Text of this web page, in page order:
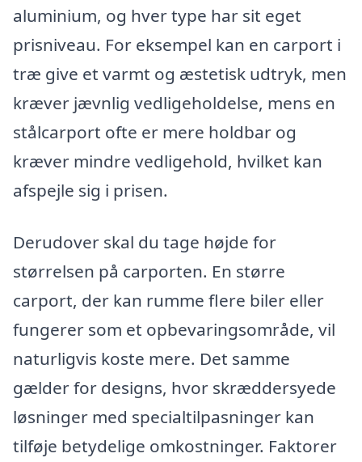
aluminium, og hver type har sit eget
prisniveau. For eksempel kan en carport i
træ give et varmt og æstetisk udtryk, men
kræver jævnlig vedligeholdelse, mens en
stålcarport ofte er mere holdbar og
kræver mindre vedligehold, hvilket kan
afspejle sig i prisen.
Derudover skal du tage højde for
størrelsen på carporten. En større
carport, der kan rumme flere biler eller
fungerer som et opbevaringsområde, vil
naturligvis koste mere. Det samme
gælder for designs, hvor skræddersyede
løsninger med specialtilpasninger kan
tilføje betydelige omkostninger. Faktorer